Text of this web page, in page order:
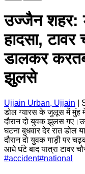
उज्जैन शहर:
हादसा,
डालकर
झुलसे
Ujjain Urban, Ujjain
डोल ग्यारस के जुलूस में मुंह
दौरान दो युवक झुलस
घटना बुधवार देर रात डोल
दौरान दो युवक गाड़ी पर
आधे घंटे बाद यात्रा टावर
#accident#national